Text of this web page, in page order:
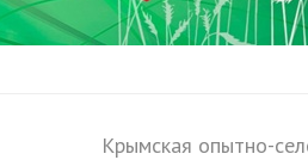
next
Крымская опытно-